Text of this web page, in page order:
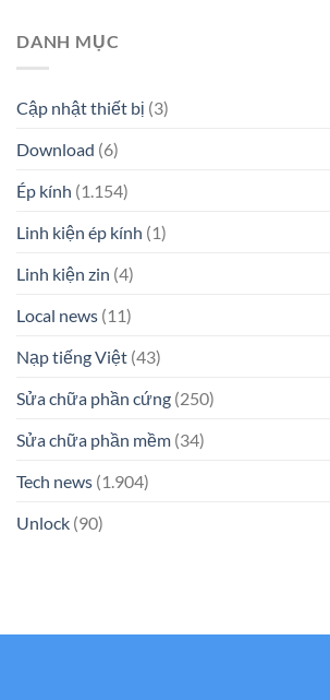
DANH MỤC
Cập nhật thiết bị (3)
Download (6)
Ép kính (1.154)
Linh kiện ép kính (1)
Linh kiện zin (4)
Local news (11)
Nạp tiếng Việt (43)
Sửa chữa phần cứng (250)
Sửa chữa phần mềm (34)
Tech news (1.904)
Unlock (90)